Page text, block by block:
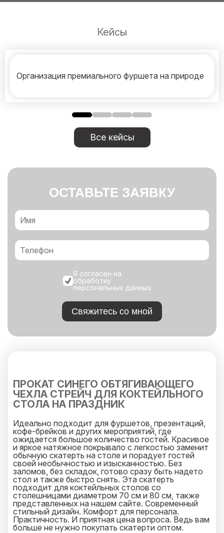
Кейсы
Организация премиального фуршета на природе
Все кейсы
ОСТАВЬТЕ ЗАЯВКУ
Я согласен на
обработку
персональных данных
Свяжитесь со мной
ПРОКАТ СИНЕГО ОБТЯГИВАЮЩЕГО
ЧЕХЛА СТРЕЙЧ ДЛЯ КОКТЕЙЛЬНОГО
СТОЛА НА ПРАЗДНИК
Идеально подходит для фуршетов, презентаций,
кофе-брейков и других мероприятий, где
ожидается большое количество гостей. Красивое
и яркое натяжное покрывало с легкостью заменит
обычную скатерть на столе и порадует гостей
своей необычностью и изысканностью. Без
заломов, без складок, готово сразу быть надето
стол и также быстро снять. Эта скатерть
подходит для коктейльных столов со
столешницами диаметром 70 см и 80 см, также
представленных на нашем сайте. Современный
стильный дизайн. Комфорт для персонала.
Практичность. И приятная цена вопроса. Ведь вам
больше не нужно покупать скатерти оптом.